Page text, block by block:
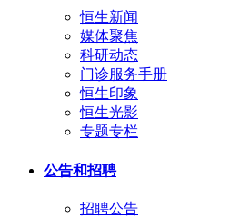
恒生新闻
媒体聚焦
科研动态
门诊服务手册
恒生印象
恒生光影
专题专栏
公告和招聘
招聘公告